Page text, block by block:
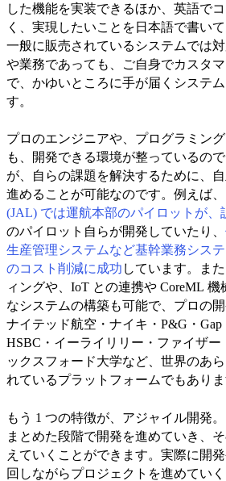
した機能を実装できるほか、英語で
く、実現したいことを日本語で書い
一般に販売されているシステムでは
や業務であっても、ご自身でカスタ
で、かゆいところに手が届くシステ
す。
プロのエンジニアや、プログラミン
も、開発できる環境が整っているの
が、自らの課題を解決するために、
進めることが可能なのです。例えば、
(JAL) では運航本部のパイロットが、
のパイロット自らが開発していたり、
生産管理システムなど基幹業務シス
のコスト削減に成功 しています。ま
ィングや、IoT との連携や CoreML
なシステムの構築も可能で、プロの
ナイテッド航空・ナイキ・P&G・Gap
HSBC・イーライリリー・ファイザ
ックスフォード大学など、世界のあ
れているプラットフォームでもありま
もう 1 つの特徴が、アジャイル開発
まとめた段階で開発を進めていき、
えていくことができます。実際に開
回しながらプロジェクトを進めてい